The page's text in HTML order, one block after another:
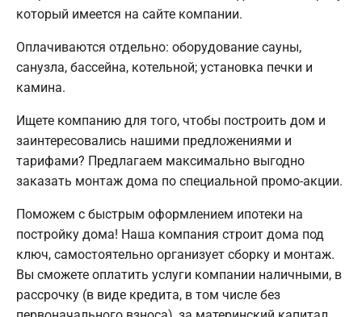
который имеется на сайте компании.
Оплачиваются отдельно: оборудование сауны,
санузла, бассейна, котельной; установка печки и
камина.
Ищете компанию для того, чтобы построить дом и
заинтересовались нашими предложениями и
тарифами? Предлагаем максимально выгодно
заказать монтаж дома по специальной промо-акции.
Поможем с быстрым оформлением ипотеки на
постройку дома! Наша компания строит дома под
ключ, самостоятельно организует сборку и монтаж.
Вы сможете оплатить услуги компании наличными, в
рассрочку (в виде кредита, в том числе без